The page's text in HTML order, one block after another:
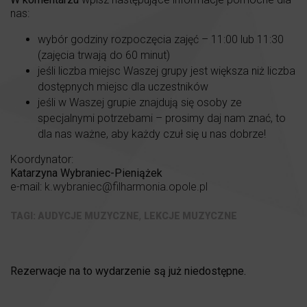
nas:
wybór godziny rozpoczęcia zajęć – 11:00 lub 11:30
(zajęcia trwają do 60 minut)
jeśli liczba miejsc Waszej grupy jest większa niż liczba
dostępnych miejsc dla uczestników
jeśli w Waszej grupie znajdują się osoby ze
specjalnymi potrzebami – prosimy daj nam znać, to
dla nas ważne, aby każdy czuł się u nas dobrze!
Koordynator:
Katarzyna Wybraniec-Pieniążek
e-mail: k.wybraniec@filharmonia.opole.pl
Rezerwacje na to wydarzenie są już niedostępne.